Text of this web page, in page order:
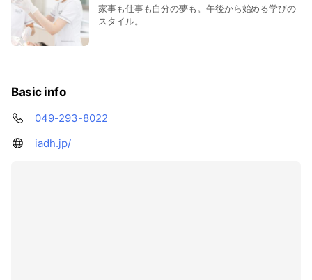
家事も仕事も自分の夢も。午後から始める学びの
スタイル。
Basic info
049-293-8022
iadh.jp/